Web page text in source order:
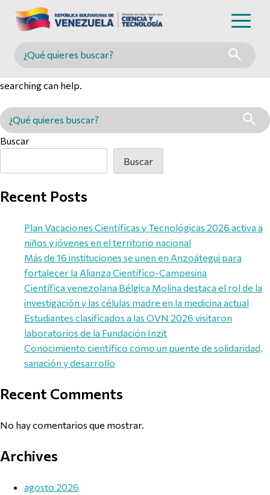
Buscar en MINCYT
searching can help.
Buscar en MINCYT
Buscar
Buscar
Recent Posts
Plan Vacaciones Científicas y Tecnológicas 2026 activa a
niños y jóvenes en el territorio nacional
Más de 16 instituciones se unen en Anzoátegui para
fortalecer la Alianza Científico-Campesina
Científica venezolana Bélgica Molina destaca el rol de la
investigación y las células madre en la medicina actual
Estudiantes clasificados a las OVN 2026 visitaron
laboratorios de la Fundación Inzit
Conocimiento científico como un puente de solidaridad,
sanación y desarrollo
Recent Comments
No hay comentarios que mostrar.
Archives
agosto 2026